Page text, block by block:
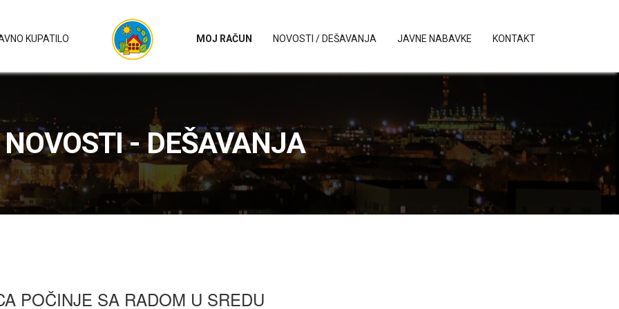
KUPATILO MOJ RAČUN NOVOSTI / DEŠAVANJA JAVNE NABAVKE KONTAKT
NOVOSTI - DEŠAVANJA
POČINJE SA RADOM U SREDU